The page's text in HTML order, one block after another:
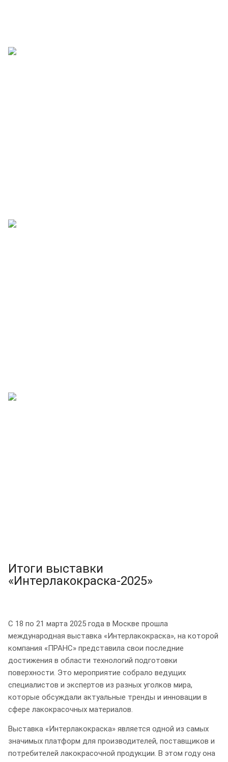
Итоги выставки
«Интерлакокраска-2025»
С 18 по 21 марта 2025 года в Москве прошла
международная выставка «Интерлакокраска», на которой
компания «ПРАНС» представила свои последние
достижения в области технологий подготовки
поверхности. Это мероприятие собрало ведущих
специалистов и экспертов из разных уголков мира,
которые обсуждали актуальные тренды и инновации в
сфере лакокрасочных материалов.
Выставка «Интерлакокраска» является одной из самых
значимых платформ для производителей, поставщиков и
потребителей лакокрасочной продукции. В этом году она